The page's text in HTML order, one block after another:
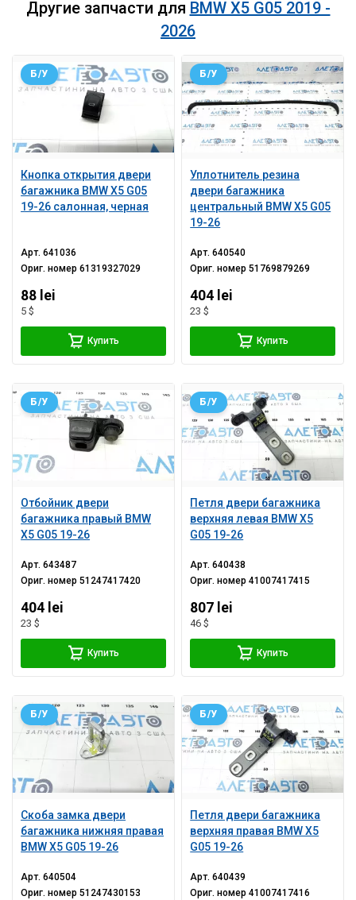
Другие запчасти для BMW X5 G05 2019 -
2026
Кнопка открытия двери
багажника BMW X5 G05
19-26 салонная, черная
Б/У
Арт.641036
Ориг. номер61319327029
88 lei
5 $
Купить
Уплотнитель резина
двери багажника
центральный BMW X5 G05
19-26
Б/У
Арт.640540
Ориг. номер51769879269
404 lei
23 $
Купить
Отбойник двери
багажника правый BMW
X5 G05 19-26
Б/У
Арт.643487
Ориг. номер51247417420
404 lei
23 $
Купить
Петля двери багажника
верхняя левая BMW X5
G05 19-26
Б/У
Арт.640438
Ориг. номер41007417415
807 lei
46 $
Купить
Скоба замка двери
багажника нижняя правая
BMW X5 G05 19-26
Б/У
Арт.640504
Ориг. номер51247430153
Петля двери багажника
верхняя правая BMW X5
G05 19-26
Б/У
Арт.640439
Ориг. номер41007417416